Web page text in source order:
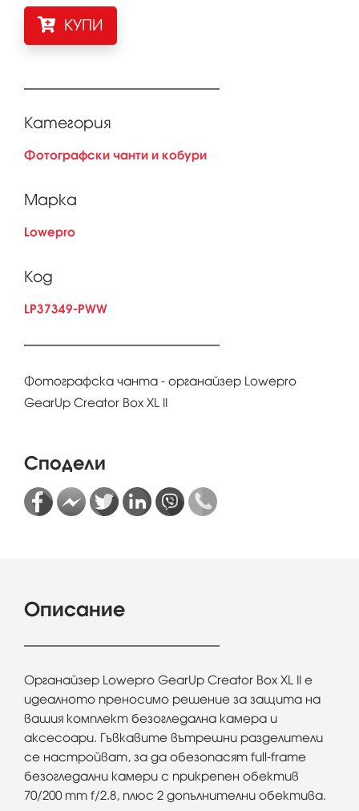
КУПИ
Категория
Фотографски чанти и кобури
Марка
Lowepro
Код
LP37349-PWW
Фотографска чанта - органайзер Lowepro
GearUp Creator Box XL II
Сподели
Описание
Органайзер Lowepro GearUp Creator Box XL II е
идеалното преносимо решение за защита на
вашия комплект безогледална камера и
аксесоари. Гъвкавите вътрешни разделители
се настройват, за да обезопасят full-frame
безогледални камери с прикрепен обектив
70/200 mm f/2.8, плюс 2 допълнителни обектива.